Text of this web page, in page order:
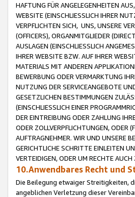
HAFTUNG FÜR ANGELEGENHEITEN
WEBSITE (EINSCHLIESSLICH IHRER
VERPFLICHTEN SICH, UNS, UNSERE
(OFFICERS), ORGANMITGLIEDER
AUSLAGEN (EINSCHLIESSLICH
IHRER WEBSITE BZW. AUF IHRER
MATERIALS MIT ANDEREN
BEWERBUNG ODER VERMARKTUNG
NUTZUNG DER SERVICEANGEBOTE
GESETZLICHEN BESTIMMUNGEN
(EINSCHLIESSLICH EINER
DER EINTREIBUNG ODER ZAHLUNG
ODER ZOLLVERPFLICHTUNGEN, ODER
AUFTRAGNEHMER. WIR UND UNSERE
GERICHTLICHE SCHRITTE EINLEITEN
VERTEIDIGEN, ODER UM RECHTE
10.Anwendbares Recht und
Die Beilegung etwaiger Streitigkeiten,
angeblichen Verletzung dieser